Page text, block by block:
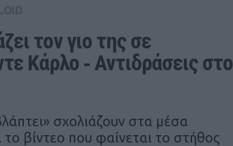
τον γιο της σε
Κάρλο ‑ Αντιδράσεις στο
σχολιάζουν στα μέσα
το βίντεο που φαίνεται το στήθος